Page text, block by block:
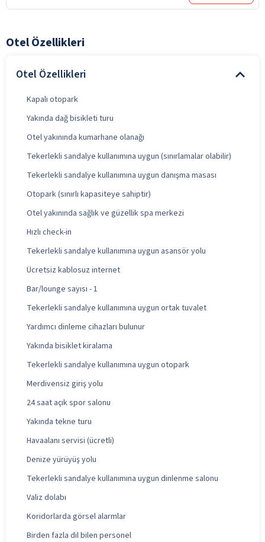
Otel Özellikleri
Otel Özellikleri
Kapalı otopark
Yakında dağ bisikleti turu
Otel yakınında kumarhane olanağı
Tekerlekli sandalye kullanımına uygun (sınırlamalar olabilir)
Tekerlekli sandalye kullanımına uygun danışma masası
Otopark (sınırlı kapasiteye sahiptir)
Otel yakınında sağlık ve güzellik spa merkezi
Hızlı check-in
Tekerlekli sandalye kullanımına uygun asansör yolu
Ücretsiz kablosuz internet
Bar/lounge sayısı - 1
Tekerlekli sandalye kullanımına uygun ortak tuvalet
Yardımcı dinleme cihazları bulunur
Yakında bisiklet kiralama
Tekerlekli sandalye kullanımına uygun otopark
Merdivensiz giriş yolu
24 saat açık spor salonu
Yakında tekne turu
Havaalanı servisi (ücretli)
Denize yürüyüş yolu
Tekerlekli sandalye kullanımına uygun dinlenme salonu
Valiz dolabı
Koridorlarda görsel alarmlar
Birden fazla dil bilen personel